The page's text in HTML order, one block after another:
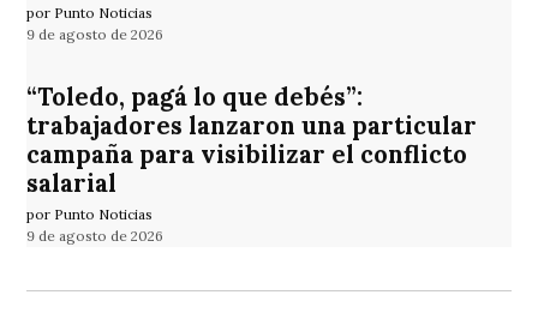
por Punto Noticias
9 de agosto de 2026
“Toledo, pagá lo que debés”:
trabajadores lanzaron una particular
campaña para visibilizar el conflicto
salarial
por Punto Noticias
9 de agosto de 2026